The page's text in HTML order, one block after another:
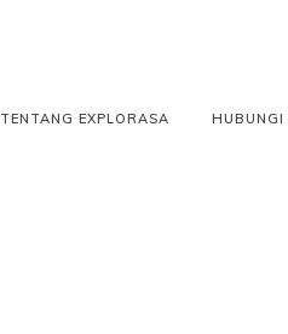
TENTANG EXPLORASA HUBUNGI